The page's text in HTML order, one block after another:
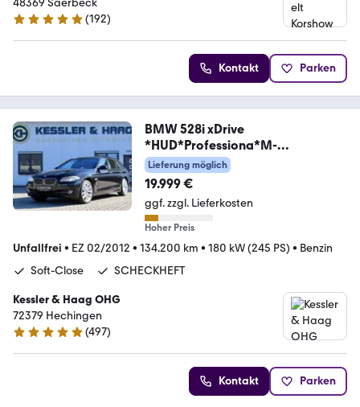
48369 Saerbeck
4.9 Sterne
(192)
Kontakt Parken
BMW 528i xDrive
*HUD*Professiona*M-
Sport*SOFTCLOSE*
Lieferung möglich
19.999 €
ggf. zzgl. Lieferkosten
Hoher Preis
Unfallfrei • EZ 02/2012 • 134.200 km • 180 kW (245 PS) • Benzin
Soft-Close
SCHECKHEFT
Kessler & Haag OHG
72379 Hechingen
4.9 Sterne
(497)
Kontakt Parken